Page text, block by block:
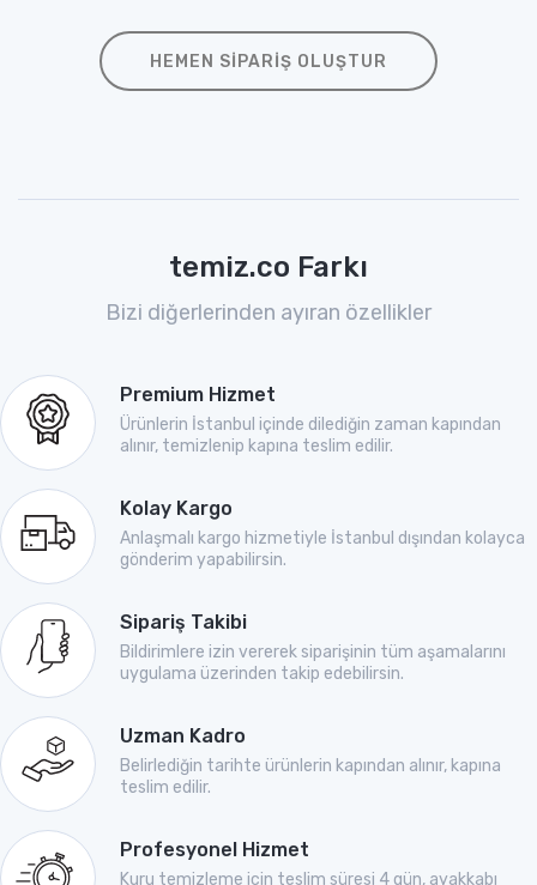
HEMEN SIPARIŞ OLUŞTUR
temiz.co Farkı
Bizi diğerlerinden ayıran özellikler
Premium Hizmet
Ürünlerin İstanbul içinde dilediğin zaman kapından
alınır, temizlenip kapına teslim edilir.
Kolay Kargo
Anlaşmalı kargo hizmetiyle İstanbul dışından kolayca
gönderim yapabilirsin.
Sipariş Takibi
Bildirimlere izin vererek siparişinin tüm aşamalarını
uygulama üzerinden takip edebilirsin.
Uzman Kadro
Belirlediğin tarihte ürünlerin kapından alınır, kapına
teslim edilir.
Profesyonel Hizmet
Kuru temizleme için teslim süresi 4 gün, ayakkabı